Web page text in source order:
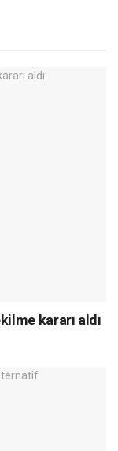
kararı aldı